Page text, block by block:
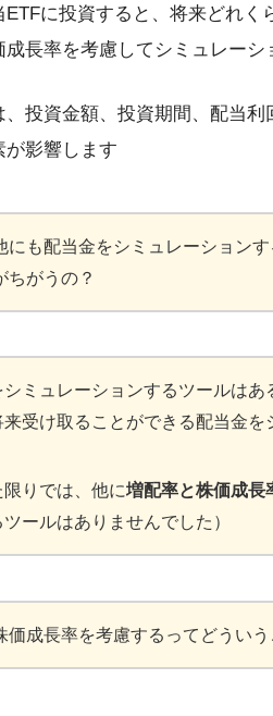
ETFに投資すると、将来どれ
成長率を考慮してシミュレー
投資金額、投資期間、配当
が影響します
にも配当金をシミュレーション
ちがうの？
ミュレーションするツールはあ
来受け取ることができる配当金
限りでは、他に増配率と株価成長
ールはありませんでした）
価成長率を考慮するってどういう